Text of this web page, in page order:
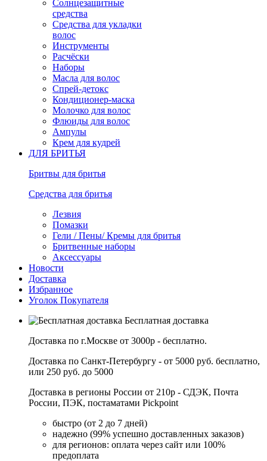
Солнцезащитные
средства
Средства для укладки
волос
Инструменты
Расчёски
Наборы
Масла для волос
Спрей-детокс
Кондиционер-маска
Молочко для волос
Флюиды для волос
Ампулы
Крем для кудрей
ДЛЯ БРИТЬЯ
Бритвы для бритья
Средства для бритья
Лезвия
Помазки
Гели / Пены/ Кремы для бритья
Бритвенные наборы
Аксессуары
Новости
Доставка
Избранное
Уголок Покупателя
Бесплатная доставка
Доставка по г.Москве от 3000р - бесплатно.
Доставка по Санкт-Петербургу - от 5000 руб. бесплатно,
или 250 руб. до 5000
Доставка в регионы России от 210р - СДЭК, Почта
России, ПЭК, постаматами Pickpoint
быстро (от 2 до 7 дней)
надежно (99% успешно доставленных заказов)
для регионов: оплата через сайт или 100%
предоплата